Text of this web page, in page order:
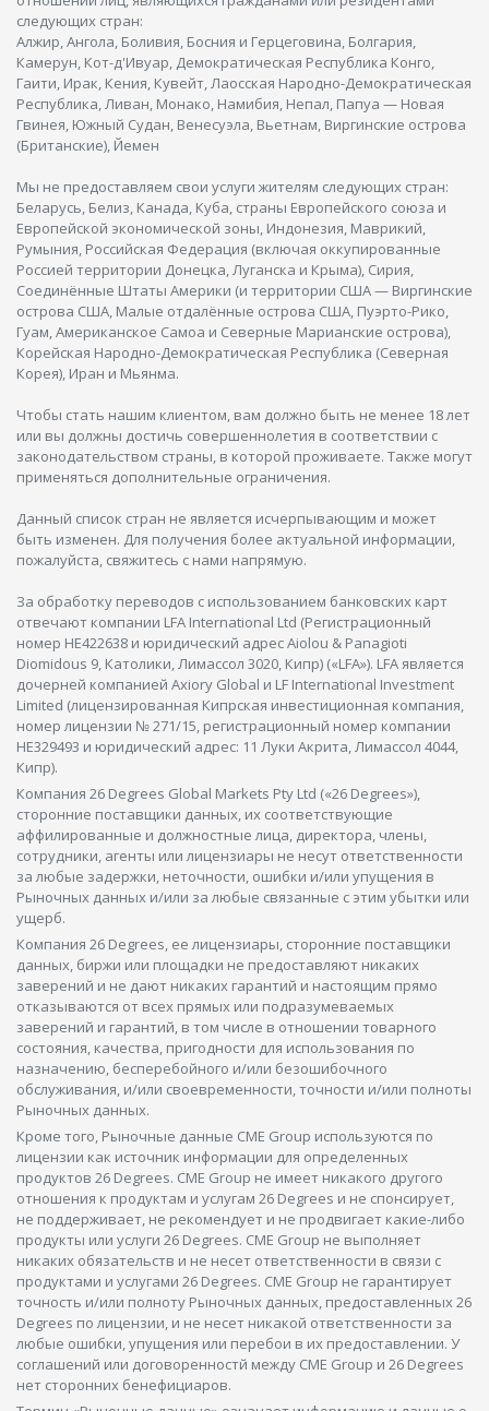
следующих стран:
Алжир, Ангола, Боливия, Босния и Герцеговина, Болгария,
Камерун, Кот-д'Ивуар, Демократическая Республика Конго,
Гаити, Ирак, Кения, Кувейт, Лаосская Народно-Демократическая
Республика, Ливан, Монако, Намибия, Непал, Папуа — Новая
Гвинея, Южный Судан, Венесуэла, Вьетнам, Виргинские острова
(Британские), Йемен
Мы не предоставляем свои услуги жителям следующих стран:
Беларусь, Белиз, Канада, Куба, страны Европейского союза и
Европейской экономической зоны, Индонезия, Маврикий,
Румыния, Российская Федерация (включая оккупированные
Россией территории Донецка, Луганска и Крыма), Сирия,
Соединённые Штаты Америки (и территории США — Виргинские
острова США, Малые отдалённые острова США, Пуэрто-Рико,
Гуам, Американское Самоа и Северные Марианские острова),
Корейская Народно-Демократическая Республика (Северная
Корея), Иран и Мьянма.
Чтобы стать нашим клиентом, вам должно быть не менее 18 лет
или вы должны достичь совершеннолетия в соответствии с
законодательством страны, в которой проживаете. Также могут
применяться дополнительные ограничения.
Данный список стран не является исчерпывающим и может
быть изменен. Для получения более актуальной информации,
пожалуйста, свяжитесь с нами напрямую.
За обработку переводов с использованием банковских карт
отвечают компании LFA International Ltd (Регистрационный
номер HE422638 и юридический адрес Aiolou & Panagioti
Diomidous 9, Католики, Лимассол 3020, Кипр) («LFA»). LFA является
дочерней компанией Axiory Global и LF International Investment
Limited (лицензированная Кипрская инвестиционная компания,
номер лицензии № 271/15, регистрационный номер компании
HE329493 и юридический адрес: 11 Луки Акрита, Лимассол 4044,
Кипр).
Компания 26 Degrees Global Markets Pty Ltd («26 Degrees»),
сторонние поставщики данных, их соответствующие
аффилированные и должностные лица, директора, члены,
сотрудники, агенты или лицензиары не несут ответственности
за любые задержки, неточности, ошибки и/или упущения в
Рыночных данных и/или за любые связанные с этим убытки или
ущерб.
Компания 26 Degrees, ее лицензиары, сторонние поставщики
данных, биржи или площадки не предоставляют никаких
заверений и не дают никаких гарантий и настоящим прямо
отказываются от всех прямых или подразумеваемых
заверений и гарантий, в том числе в отношении товарного
состояния, качества, пригодности для использования по
назначению, бесперебойного и/или безошибочного
обслуживания, и/или своевременности, точности и/или полноты
Рыночных данных.
Кроме того, Рыночные данные CME Group используются по
лицензии как источник информации для определенных
продуктов 26 Degrees. CME Group не имеет никакого другого
отношения к продуктам и услугам 26 Degrees и не спонсирует,
не поддерживает, не рекомендует и не продвигает какие-либо
продукты или услуги 26 Degrees. CME Group не выполняет
никаких обязательств и не несет ответственности в связи с
продуктами и услугами 26 Degrees. CME Group не гарантирует
точность и/или полноту Рыночных данных, предоставленных 26
Degrees по лицензии, и не несет никакой ответственности за
любые ошибки, упущения или перебои в их предоставлении. У
соглашений или договоренностй между CME Group и 26 Degrees
нет сторонних бенефициаров.